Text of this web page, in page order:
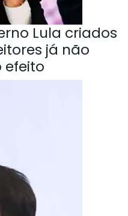
Lula criados
já não
efeito